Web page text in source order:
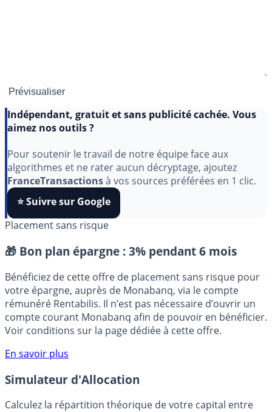
aimez nos outils ?
Pour soutenir le travail de notre équipe face aux
algorithmes et ne rater aucun décryptage, ajoutez
FranceTransactionsà vos sources préférées en 1 clic.
⭐️ Suivre sur Google
Placement sans risque
🎁 Bon plan épargne : 3% pendant 6 mois
Bénéficiez de cette offre de placement sans risque pour
votre épargne, auprès de Monabanq, via le compte
rémunéré Rentabilis. Il n’est pas nécessaire d’ouvrir un
Voir conditions sur la page dédiée à cette offre.
En savoir plus
Simulateur d'Allocation